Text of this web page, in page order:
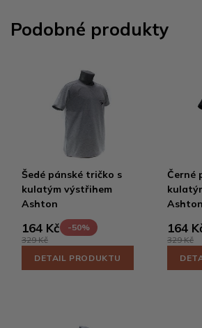
Podobné produkty
Šedé pánské tričko s
kulatým výstřihem
Ashton
164 Kč
-50%
329 Kč
DETAIL PRODUKTU
Černé
Ashton
164
329 Kč